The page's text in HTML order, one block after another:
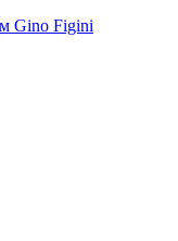
Gino Figini